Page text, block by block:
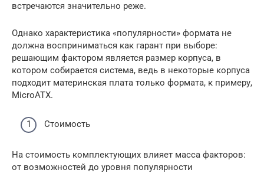
встречаются значительно реже.
Однако характеристика «популярности» формата не
должна восприниматься как гарант при выборе:
решающим фактором является размер корпуса, в
котором собирается система, ведь в некоторые корпуса
подходит материнская плата только формата, к примеру,
MicroATX.
Стоимость
На стоимость комплектующих влияет масса факторов:
от возможностей до уровня популярности